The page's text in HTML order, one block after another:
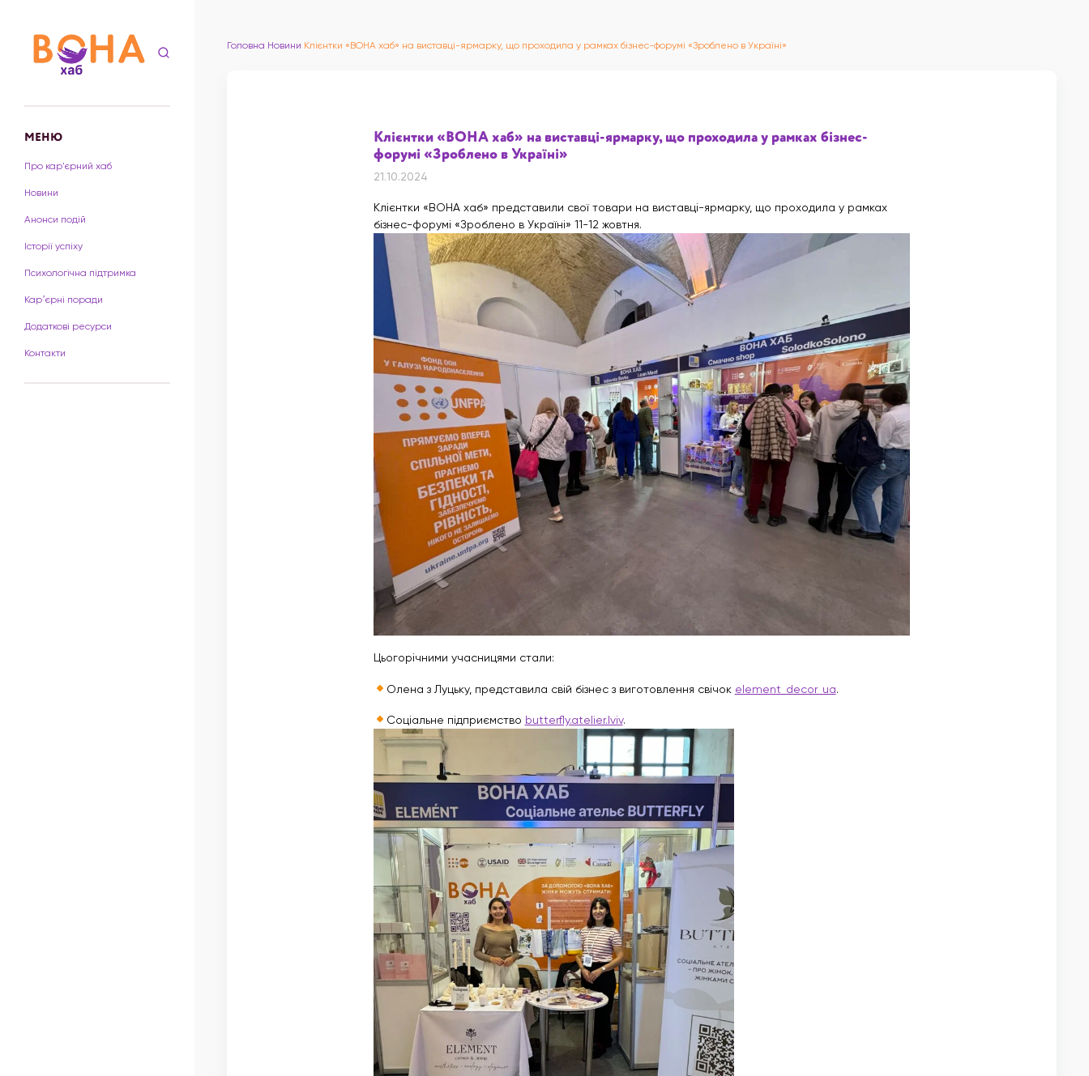
МЕНЮ
Про кар'єрний хаб
Новини
Анонси подій
Історії успіху
Психологічна підтримка
Карʼєрні поради
Додаткові ресурси
Контакти
Головна Новини Клієнтки «ВОНА хаб» на виставці-ярмарку, що проходила у рамках бізнес-форумі «Зроблено в Україні»
Клієнтки «ВОНА хаб» на виставці-ярмарку, що проходила у рамках бізнес-
форумі «Зроблено в Україні»
21.10.2024
Клієнтки «ВОНА хаб» представили свої товари на виставці-ярмарку, що проходила у рамках
бізнес-форумі «Зроблено в Україні» 11-12 жовтня.
Цьогорічними учасницями стали:
Олена з Луцьку, представила свій бізнес з виготовлення свічок element_decor_ua.
Соціальне підприємство butterfly.atelier.lviv.